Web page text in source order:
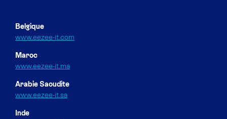
Belgique
www.eezee-it.com
Maroc
www.eezee-it.ma
Arabie Saoudite
www.eezee-it.sa
Inde